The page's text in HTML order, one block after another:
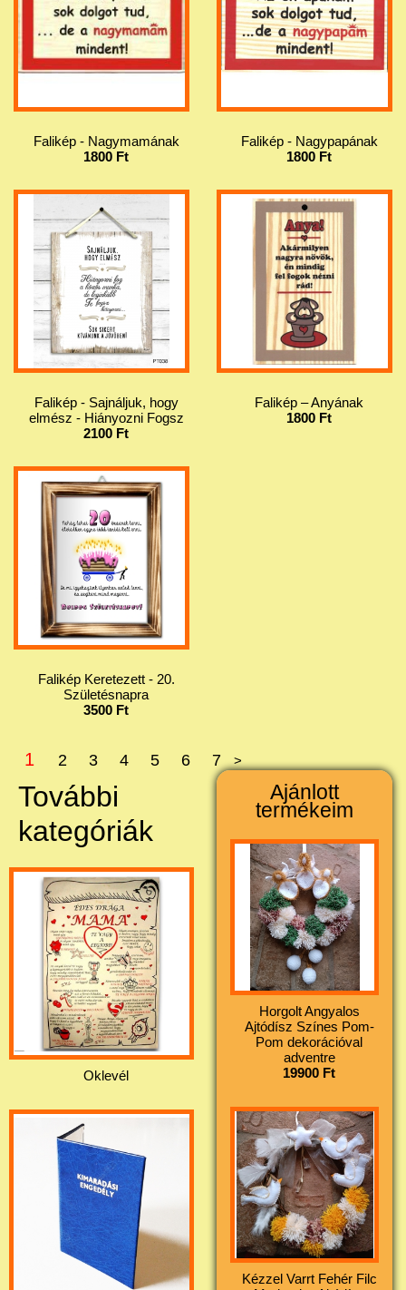
Falikép - Nagymamának
1800 Ft
Falikép - Nagypapának
1800 Ft
Falikép - Sajnáljuk, hogy
elmész - Hiányozni Fogsz
2100 Ft
Falikép – Anyának
1800 Ft
Falikép Keretezett - 20.
Születésnapra
3500 Ft
1 2 3 4 5 6 7 >
További
kategóriák
Oklevél
Ajánlott
termékeim
Horgolt Angyalos
Ajtódísz Színes Pom-
Pom dekorációval
adventre
19900 Ft
Kézzel Varrt Fehér Filc